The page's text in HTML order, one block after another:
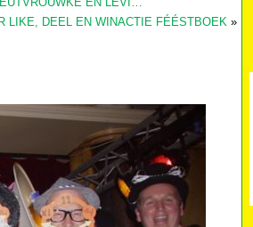
LIKE, DEEL EN WINACTIE FÉÉSTBOEK»